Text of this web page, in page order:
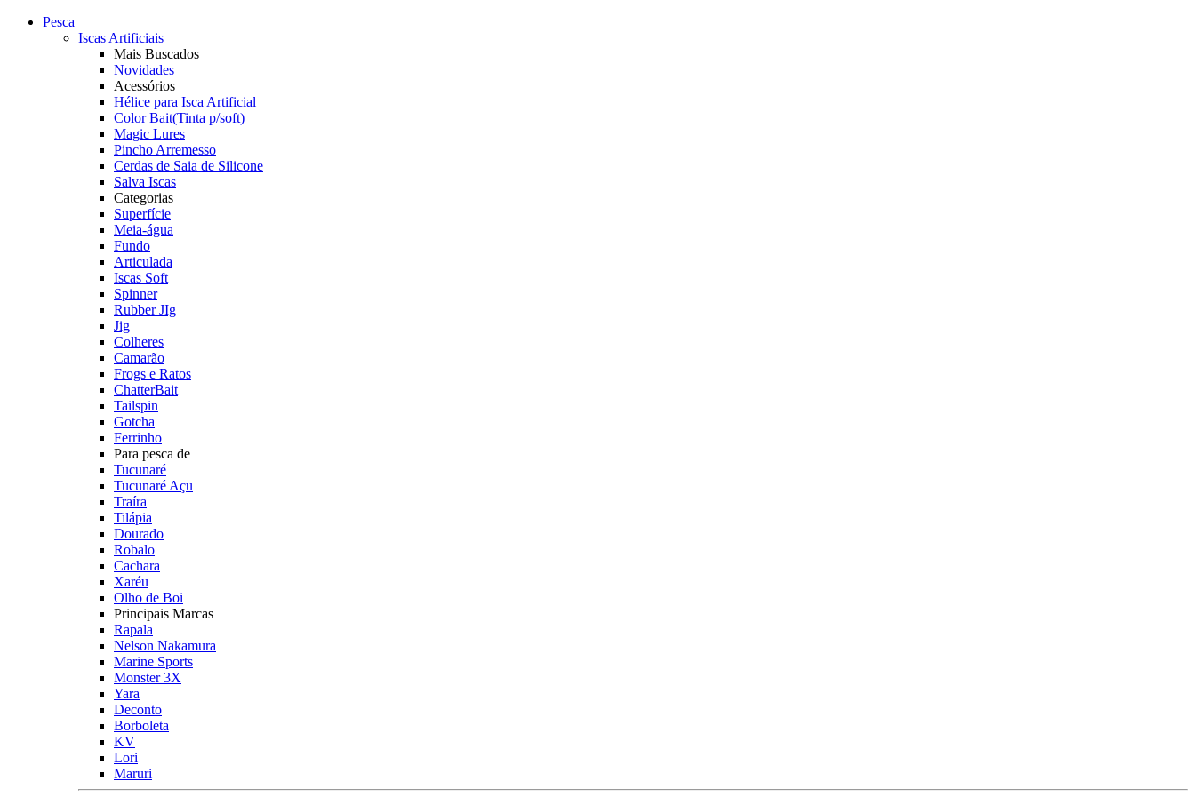
Pesca
Iscas Artificiais
Mais Buscados
Novidades
Acessórios
Hélice para Isca Artificial
Color Bait(Tinta p/soft)
Magic Lures
Pincho Arremesso
Cerdas de Saia de Silicone
Salva Iscas
Categorias
Superfície
Meia-água
Fundo
Articulada
Iscas Soft
Spinner
Rubber JIg
Jig
Colheres
Camarão
Frogs e Ratos
ChatterBait
Tailspin
Gotcha
Ferrinho
Para pesca de
Tucunaré
Tucunaré Açu
Traíra
Tilápia
Dourado
Robalo
Cachara
Xaréu
Olho de Boi
Principais Marcas
Rapala
Nelson Nakamura
Marine Sports
Monster 3X
Yara
Deconto
Borboleta
KV
Lori
Maruri